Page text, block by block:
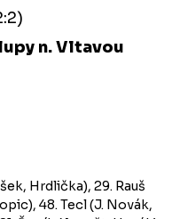
n. Vltavou
Hrdlička), 29. Rauš
48. Tecl (J. Novák,